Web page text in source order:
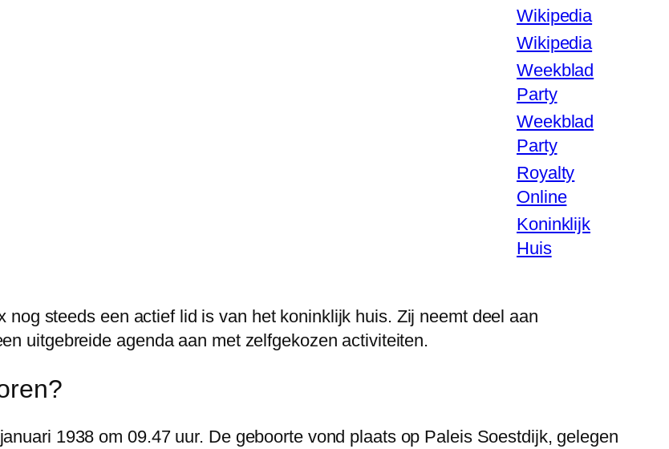
Wikipedia
Wikipedia
Weekblad
Party
Weekblad
Party
Royalty
Online
Koninklijk
Huis
steeds een actief lid is van het koninklijk huis. Zij neemt deel aan
uitgebreide agenda aan met zelfgekozen activiteiten.
1938 om 09.47 uur. De geboorte vond plaats op Paleis Soestdijk, gelegen